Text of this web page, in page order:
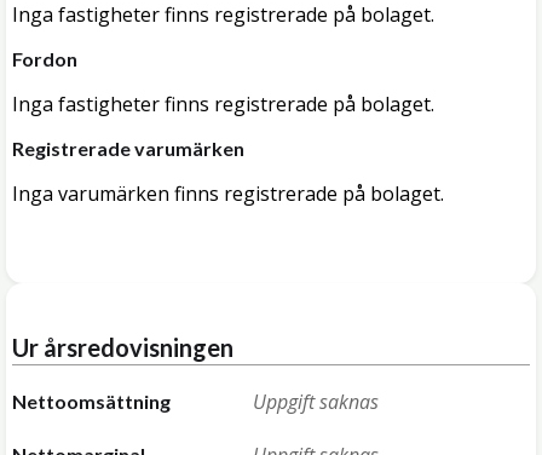
Inga fastigheter finns registrerade på bolaget.
Fordon
Inga fastigheter finns registrerade på bolaget.
Registrerade varumärken
Inga varumärken finns registrerade på bolaget.
Ur årsredovisningen
Nettoomsättning Uppgift saknas